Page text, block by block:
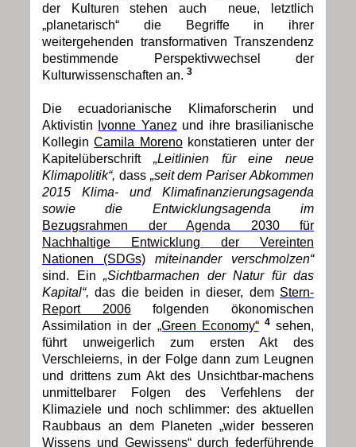
der Kulturen stehen auch neue, letztlich
„planetarisch“ die Begriffe in ihrer
weitergehenden transformativen Transzendenz
bestimmende Perspektivwechsel der
Kulturwissenschaften an. 3
Die ecuadorianische Klimaforscherin und
Aktivistin
Ivonne Yanez und ihre brasilianische
KolleginCamila Morenokonstatieren unter der
Kapitelüberschrift „Leitlinien für eine neue
Klimapolitik“, dass „seit dem Pariser Abkommen
2015 Klima- und Klimafinanzierungsagenda
sowie die Entwicklungsagenda im
Bezugsrahmen der Agenda 2030 für
Nachhaltige Entwicklung der Vereinten
Nationen (SDGs) miteinander verschmolzen“
sind. Ein „Sichtbarmachen der Natur für das
Kapital“, das die beiden in dieser, dem Stern-
Report 2006folgenden ökonomischen
Assimilation in der „Green Economy“ 4sehen,
führt unweigerlich zum ersten Akt des
Verschleierns, in der Folge dann zum Leugnen
und drittens zum Akt des Unsichtbar-machens
unmittelbarer Folgen des Verfehlens der
Klimaziele und noch schlimmer: des aktuellen
Raubbaus an dem Planeten „wider besseren
Wissens und Gewissens“ durch federführende